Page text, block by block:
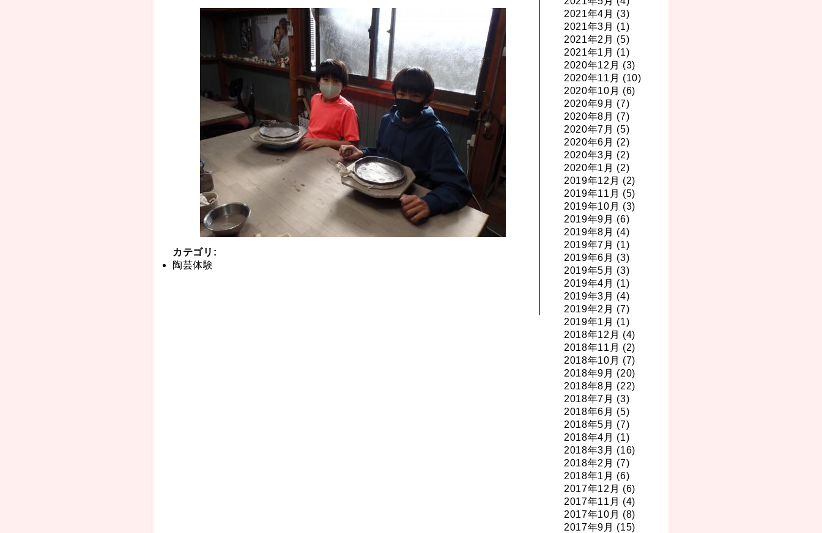
カテゴリ :
陶芸体験
2021年4月 (3)
2021年3月 (1)
2021年2月 (5)
2021年1月 (1)
2020年12月 (3)
2020年11月 (10)
2020年10月 (6)
2020年9月 (7)
2020年8月 (7)
2020年7月 (5)
2020年6月 (2)
2020年3月 (2)
2020年1月 (2)
2019年12月 (2)
2019年11月 (5)
2019年10月 (3)
2019年9月 (6)
2019年8月 (4)
2019年7月 (1)
2019年6月 (3)
2019年5月 (3)
2019年4月 (1)
2019年3月 (4)
2019年2月 (7)
2019年1月 (1)
2018年12月 (4)
2018年11月 (2)
2018年10月 (7)
2018年9月 (20)
2018年8月 (22)
2018年7月 (3)
2018年6月 (5)
2018年5月 (7)
2018年4月 (1)
2018年3月 (16)
2018年2月 (7)
2018年1月 (6)
2017年12月 (6)
2017年11月 (4)
2017年10月 (8)
2017年9月 (15)